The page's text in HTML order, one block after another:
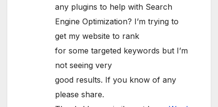
any plugins to help with Search
Engine Optimization? I’m trying to
get my website to rank
for some targeted keywords but I’m
not seeing very
good results. If you know of any
please share.